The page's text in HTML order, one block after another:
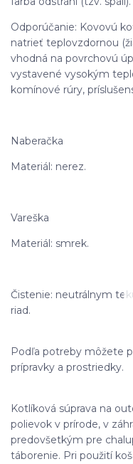
Odporúčanie: Kovovú
natrieť teplovzdornou
vhodná na povrchovú
vystavené vysokým
komínové rúry,
Naberačka
Materiál: nerez.
Vareška
Materiál: smrek.
Čistenie: neutrálnym
riad.
Podľa potreby môžete
prípravky a prostriedky.
Kotlíková súprava na
polievok v prírode, v
predovšetkým pre
táborenie. Pri použití